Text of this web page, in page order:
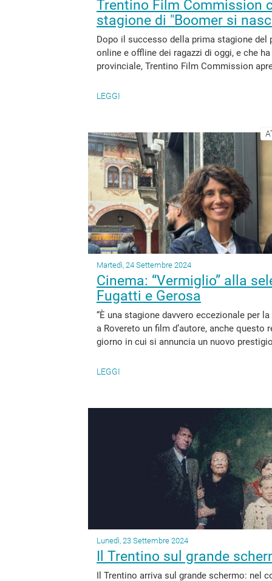
Trentino Film Commission
stagione di "Boomer si
Dopo il successo della prima stagione del
online e offline dei ragazzi di oggi, e che
provinciale, Trentino Film Commission
LEGGI
Martedì, 24 Settembre 2024
Cinema: “Vermiglio” alla
Fugatti e Gerosa
“È una stagione davvero eccezionale per
a Rovereto un film d’autore, anche
giorno in cui si annuncia un nuovo
LEGGI
Lunedì, 23 Settembre 2024
Il Trentino sul grande
Il Trentino arriva sul grande schermo: nel